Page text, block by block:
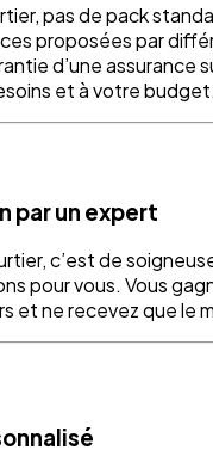
pas de pack
proposées par
d’une assurance
et à votre budget.
par un expert
c’est de
pour vous. Vous
et ne recevez que le